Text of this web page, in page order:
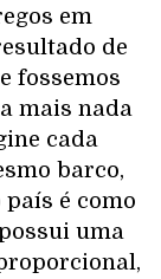
em
de
fossemos
mais nada
cada
barco,
é como
uma